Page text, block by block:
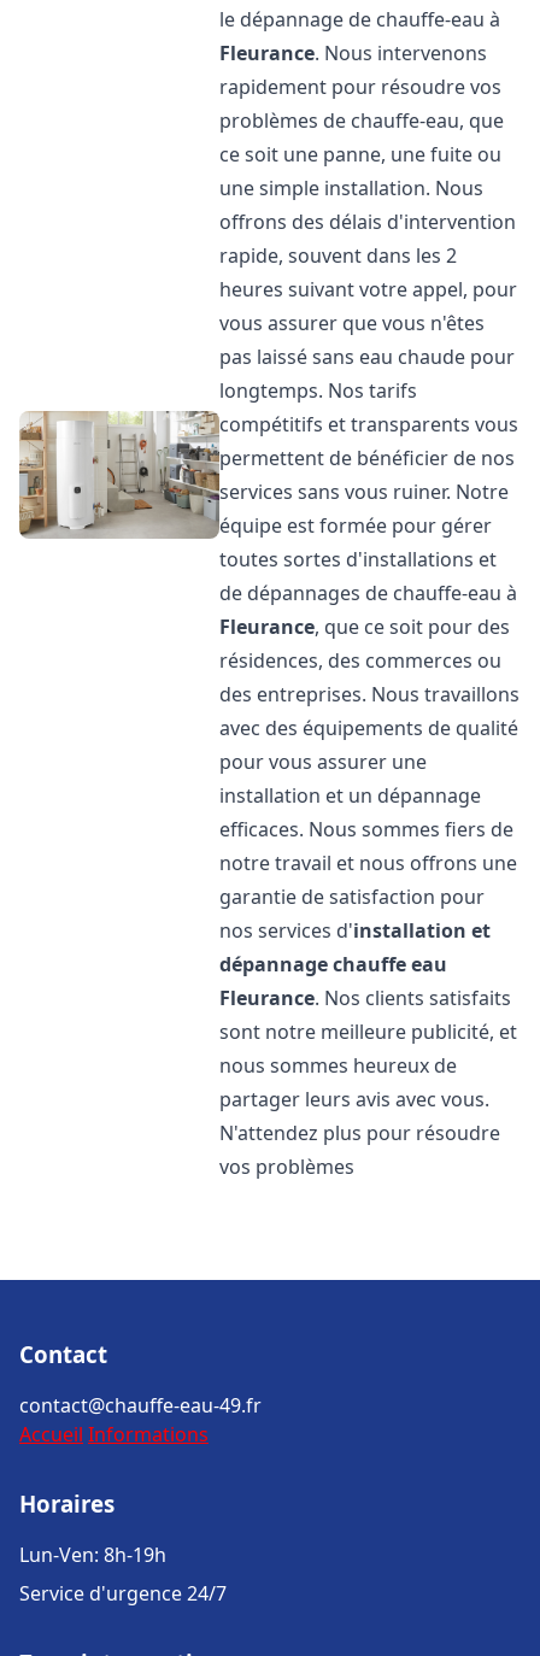
le dépannage de chauffe-eau à
Fleurance. Nous intervenons
rapidement pour résoudre vos
problèmes de chauffe-eau, que
ce soit une panne, une fuite ou
une simple installation. Nous
offrons des délais d'intervention
rapide, souvent dans les 2
heures suivant votre appel, pour
vous assurer que vous n'êtes
pas laissé sans eau chaude pour
longtemps. Nos tarifs
compétitifs et transparents vous
permettent de bénéficier de nos
services sans vous ruiner. Notre
équipe est formée pour gérer
toutes sortes d'installations et
de dépannages de chauffe-eau à
Fleurance, que ce soit pour des
résidences, des commerces ou
des entreprises. Nous travaillons
avec des équipements de qualité
pour vous assurer une
installation et un dépannage
efficaces. Nous sommes fiers de
notre travail et nous offrons une
garantie de satisfaction pour
nos services d'installation et
dépannage chauffe eau
Fleurance. Nos clients satisfaits
sont notre meilleure publicité, et
nous sommes heureux de
partager leurs avis avec vous.
N'attendez plus pour résoudre
vos problèmes
Contact
contact@chauffe-eau-49.fr
Accueil Informations
Horaires
Lun-Ven: 8h-19h
Service d'urgence 24/7